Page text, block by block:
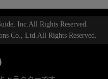
Inc.All Rights Reserved.
Co., Ltd.All Rights Reserved.